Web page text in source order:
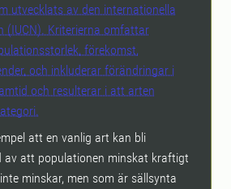
utvecklats av den internationella
(IUCN). Kriterierna omfattar
förekomst,
och inkluderar förändringar i
och resulterar i att arten
att en vanlig art kan bli
av att populationen minskat kraftigt
minskar, men som är sällsynta